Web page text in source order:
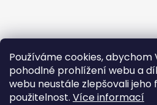
Používáme cookies, abychom
pohodlné prohlížení webu a
webu neustále zlepšovali jeho
použitelnost. Více informací